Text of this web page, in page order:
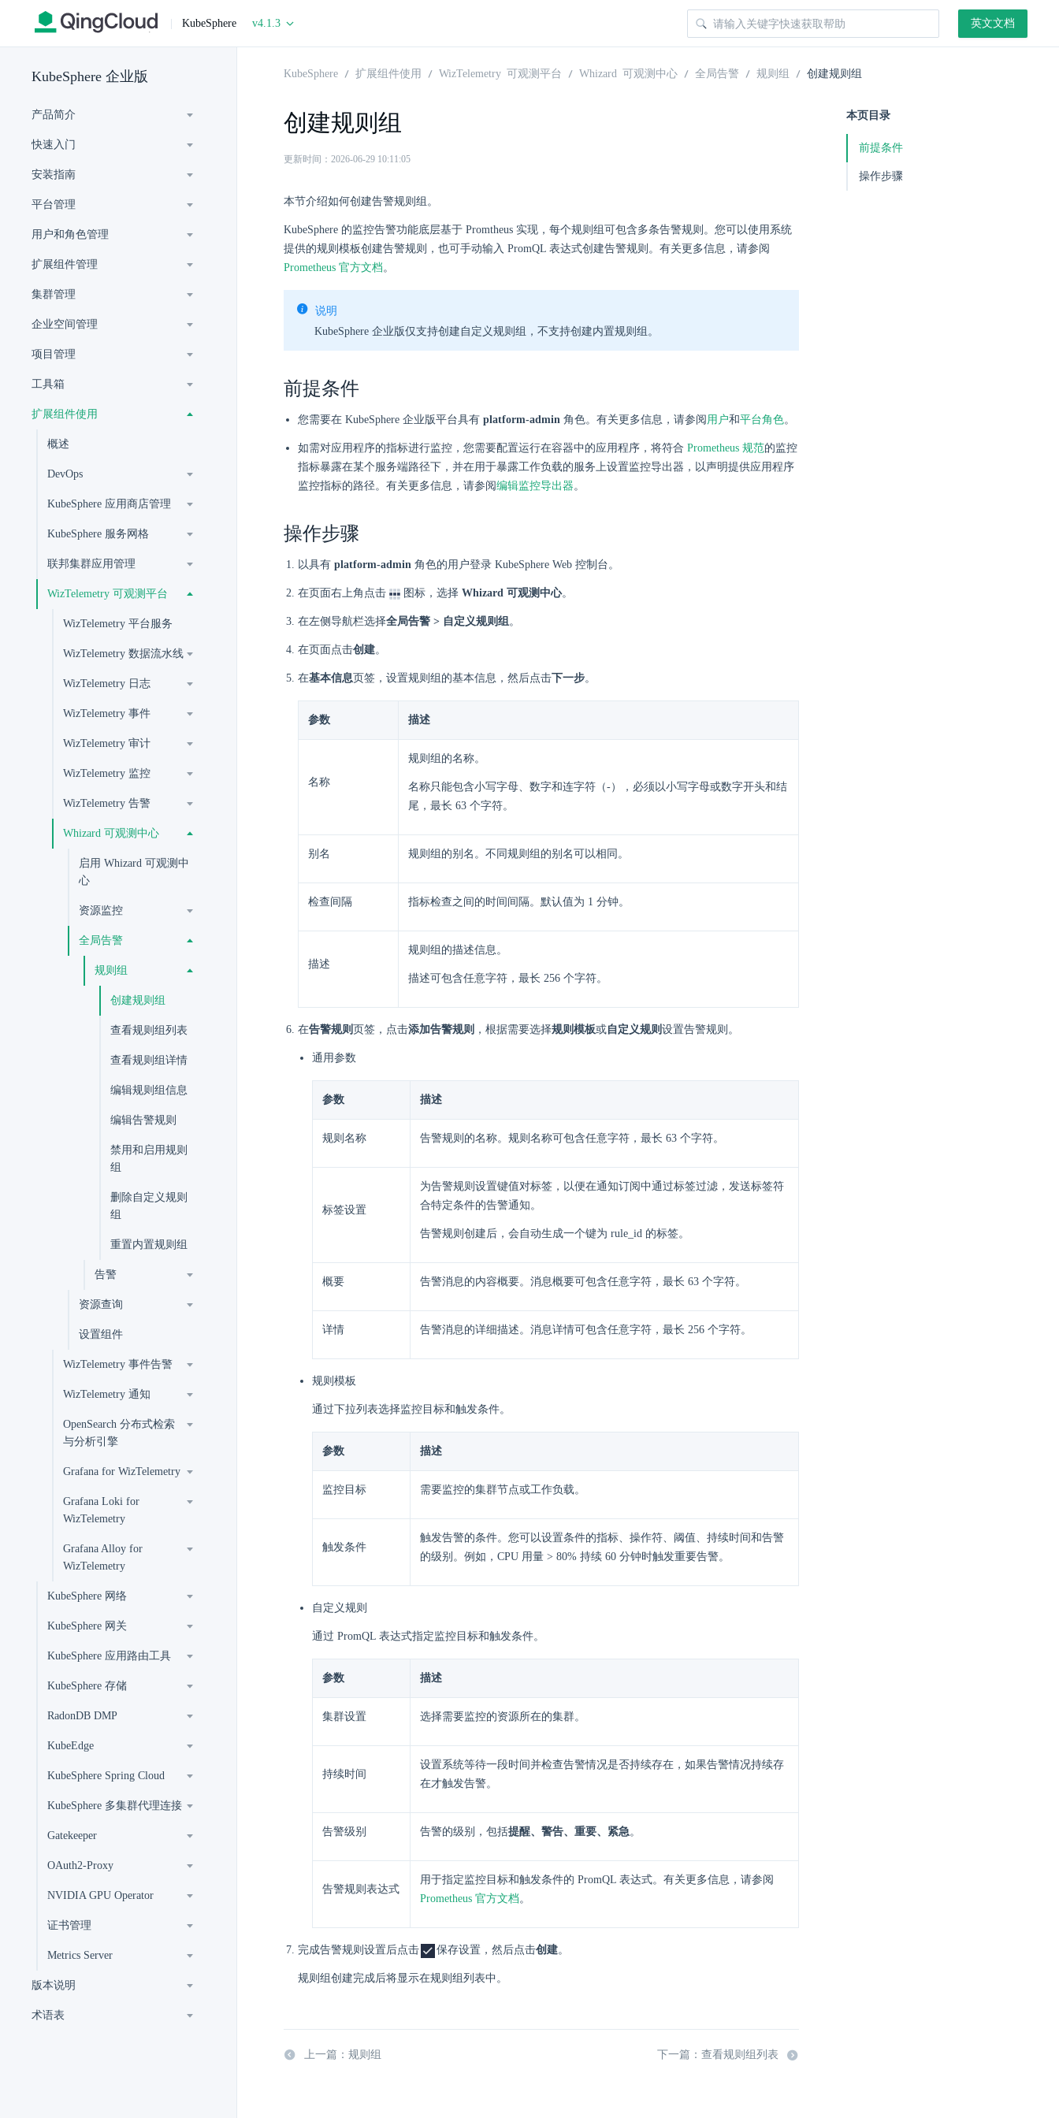
| KubeSphere v4.1.3 英文文档
KubeSphere 企业版
产品简介
快速入门
安装指南
平台管理
用户和角色管理
扩展组件管理
集群管理
企业空间管理
项目管理
工具箱
扩展组件使用
概述
DevOps
KubeSphere 应用商店管理
KubeSphere 服务网格
联邦集群应用管理
WizTelemetry 可观测平台
WizTelemetry 平台服务
WizTelemetry 数据流水线
WizTelemetry 日志
WizTelemetry 事件
WizTelemetry 审计
WizTelemetry 监控
WizTelemetry 告警
Whizard 可观测中心
启用 Whizard 可观测中
心
资源监控
全局告警
规则组
创建规则组
查看规则组列表
查看规则组详情
编辑规则组信息
编辑告警规则
禁用和启用规则
组
删除自定义规则
组
重置内置规则组
告警
资源查询
设置组件
WizTelemetry 事件告警
WizTelemetry 通知
OpenSearch 分布式检索
与分析引擎
Grafana for WizTelemetry
Grafana Loki for
WizTelemetry
Grafana Alloy for
WizTelemetry
KubeSphere 网络
KubeSphere 网关
KubeSphere 应用路由工具
KubeSphere 存储
RadonDB DMP
KubeEdge
KubeSphere Spring Cloud
KubeSphere 多集群代理连接
Gatekeeper
OAuth2-Proxy
NVIDIA GPU Operator
证书管理
Metrics Server
版本说明
术语表
KubeSphere 扩展组件使用 WizTelemetry 可观测平台 Whizard 可观测中心 全局告警 规则组 创建规则组
创建规则组
更新时间：2026-06-29 10:11:05
本节介绍如何创建告警规则组。
KubeSphere 的监控告警功能底层基于 Promtheus 实现，每个规则组可包含多条告警规则。您可以使用系统
提供的规则模板创建告警规则，也可手动输入 PromQL 表达式创建告警规则。有关更多信息，请参阅
Prometheus 官方文档。
说明
KubeSphere 企业版仅支持创建自定义规则组，不支持创建内置规则组。
前提条件
您需要在 KubeSphere 企业版平台具有 platform-admin 角色。有关更多信息，请参阅 用户和平台角色。
如需对应用程序的指标进行监控，您需要配置运行在容器中的应用程序，将符合 Prometheus 规范的监控
指标暴露在某个服务端路径下，并在用于暴露工作负载的服务上设置监控导出器，以声明提供应用程序
监控指标的路径。有关更多信息，请参阅编辑监控导出器。
操作步骤
以具有 platform-admin 角色的用户登录 KubeSphere Web 控制台。
在页面右上角点击 图标，选择 Whizard 可观测中心。
在左侧导航栏选择全局告警 > 自定义规则组。
在页面点击创建。
在基本信息页签，设置规则组的基本信息，然后点击下一步。
参数 描述
名称
规则组的名称。
名称只能包含小写字母、数字和连字符（-），必须以小写字母或数字开头和结
尾，最长 63 个字符。
别名 规则组的别名。不同规则组的别名可以相同。
检查间隔 指标检查之间的时间间隔。默认值为 1 分钟。
描述
规则组的描述信息。
描述可包含任意字符，最长 256 个字符。
在告警规则 页签，点击添加告警规则 ，根据需要选择规则模板或自定义规则 设置告警规则。
通用参数
参数 描述
规则名称 告警规则的名称。规则名称可包含任意字符，最长 63 个字符。
标签设置
为告警规则设置键值对标签，以便在通知订阅中通过标签过滤，发送标签符
合特定条件的告警通知。
告警规则创建后，会自动生成一个键为 rule_id 的标签。
概要 告警消息的内容概要。消息概要可包含任意字符，最长 63 个字符。
详情 告警消息的详细描述。消息详情可包含任意字符，最长 256 个字符。
规则模板
通过下拉列表选择监控目标和触发条件。
参数 描述
监控目标 需要监控的集群节点或工作负载。
触发条件
触发告警的条件。您可以设置条件的指标、操作符、阈值、持续时间和告警
的级别。例如，CPU 用量 > 80% 持续 60 分钟时触发重要告警。
自定义规则
通过 PromQL 表达式指定监控目标和触发条件。
参数 描述
集群设置 选择需要监控的资源所在的集群。
持续时间
设置系统等待一段时间并检查告警情况是否持续存在，如果告警情况持续存
在才触发告警。
告警级别 告警的级别，包括提醒、警告、重要、紧急。
告警规则表达式
用于指定监控目标和触发条件的 PromQL 表达式。有关更多信息，请参阅
Prometheus 官方文档。
完成告警规则设置后点击 保存设置，然后点击创建。
规则组创建完成后将显示在规则组列表中。
上一篇：规则组 下一篇：查看规则组列表
本页目录
前提条件
操作步骤